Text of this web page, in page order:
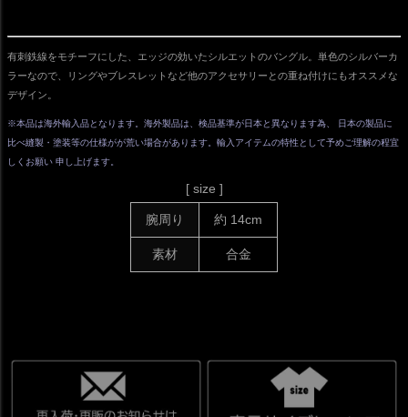
有刺鉄線をモチーフにした、エッジの効いたシルエットのバングル。単色のシルバーカ
ラーなので、リングやブレスレットなど他のアクセサリーとの重ね付けにもオススメな
デザイン。
※本品は海外輸入品となります。海外製品は、検品基準が日本と異なります為、 日本の製品に
比べ縫製・塗装等の仕様がが荒い場合があります。輸入アイテムの特性として予めご理解の程宜
しくお願い 申し上げます。
[ size ]
腕周り 約 14cm
素材 合金